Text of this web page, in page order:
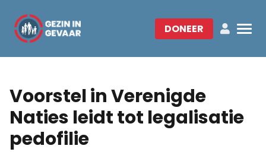
DONEER
Voorstel in Verenigde
Naties leidt tot legalisatie
pedofilie